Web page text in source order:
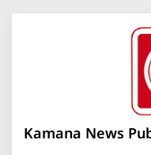
Kamana News